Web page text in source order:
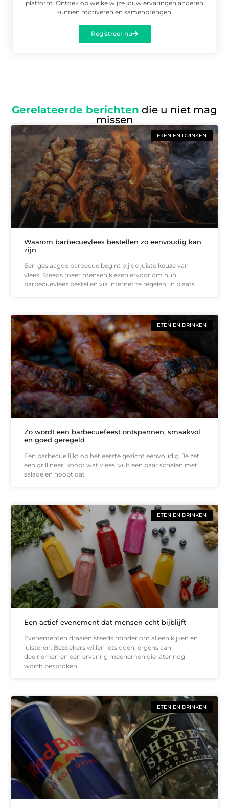
platform. Ontdek op welke wijze jouw ervaringen anderen
kunnen motiveren en samenbrengen.
Registreer nu
Gerelateerde berichten die u niet mag
missen
ETEN EN DRINKEN
Waarom barbecuevlees bestellen zo eenvoudig kan
zijn
Een geslaagde barbecue begint bij de juiste keuze van
vlees. Steeds meer mensen kiezen ervoor om hun
barbecuevlees bestellen via internet te regelen, in plaats
ETEN EN DRINKEN
Zo wordt een barbecuefeest ontspannen, smaakvol
en goed geregeld
Een barbecue lijkt op het eerste gezicht eenvoudig. Je zet
een grill neer, koopt wat vlees, vult een paar schalen met
salade en hoopt dat
ETEN EN DRINKEN
Een actief evenement dat mensen echt bijblijft
Evenementen draaien steeds minder om alleen kijken en
luisteren. Bezoekers willen iets doen, ergens aan
deelnemen en een ervaring meenemen die later nog
wordt besproken.
ETEN EN DRINKEN